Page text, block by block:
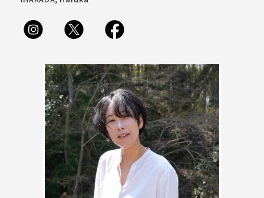
教育・社会連携
学生生活・就職